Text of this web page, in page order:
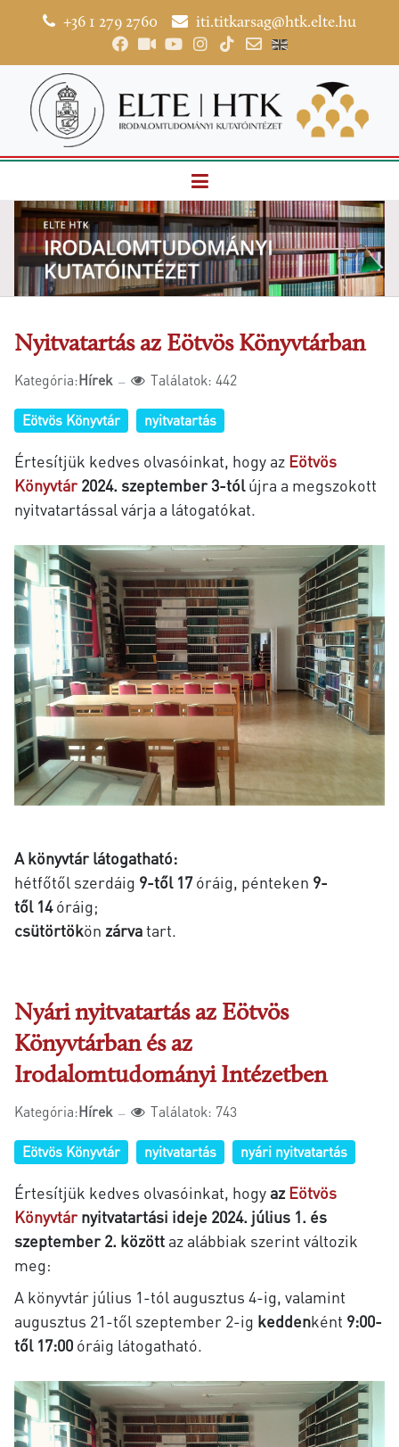
+36 1 279 2760 iti.titkarsag@htk.elte.hu
Nyitvatartás az Eötvös Könyvtárban
Kategória:Hírek Találatok: 442
Eötvös Könyvtár nyitvatartás
Értesítjük kedves olvasóinkat, hogy az Eötvös
Könyvtár2024. szeptember 3-tólújra a megszokott
nyitvatartással várja a látogatókat.
A könyvtár látogatható:
hétfőtől szerdáig 9-től 17óráig, pénteken 9-
től 14óráig;
csütörtökön zárvatart.
Nyári nyitvatartás az Eötvös
Könyvtárban és az
Irodalomtudományi Intézetben
Kategória:Hírek Találatok: 743
Eötvös Könyvtár nyitvatartás nyári nyitvatartás
Értesítjük kedves olvasóinkat, hogy az Eötvös
Könyvtárnyitvatartási ideje 2024. július 1. és
szeptember 2. között az alábbiak szerint változik
meg:
A könyvtár július 1-tól augusztus 4-ig, valamint
augusztus 21-től szeptember 2-ig keddenként 9:00-
től 17:00óráig látogatható.